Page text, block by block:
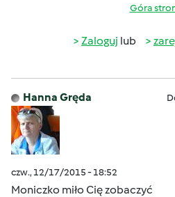
Góra
Zaloguj lub
Hanna Gręda
czw., 12/17/2015 - 18:52
Moniczko miło Cię zobaczyć